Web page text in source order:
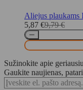
Aliejus
9,79€
Original
price
was:
5,87 €
Current
price
is:
Sužinokite apie
Gaukite naujienas,